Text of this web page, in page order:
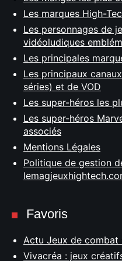
Les marques High-
Les personnages de
vidéoludiques
Les principales
Les principaux
séries) et de VOD
Les super-héros les
Les super-héros
associés
Mentions Légales
Politique de gestion
Favoris
Actu Jeux de combat
Vivacréa : jeux